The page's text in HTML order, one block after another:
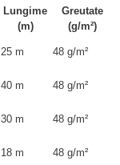
Lungime
(m)
Greutate
(g/m²)
25 m 48 g/m²
40 m 48 g/m²
30 m 48 g/m²
18 m 48 g/m²